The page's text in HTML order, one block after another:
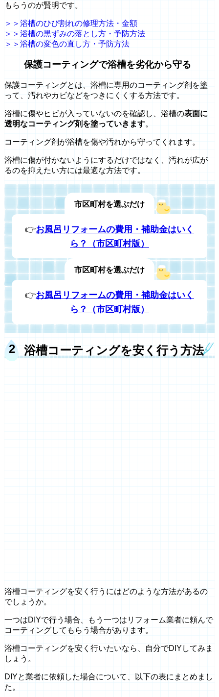
もらうのが賢明です。
＞＞浴槽のひび割れの修理方法・金額
＞＞浴槽の黒ずみの落とし方・予防方法
＞＞浴槽の変色の直し方・予防方法
保護コーティングで浴槽を劣化から守る
保護コーティングとは、浴槽に専用のコーティング剤を塗
って、汚れやカビなどをつきにくくする方法です。
浴槽に傷やヒビが入っていないのを確認し、浴槽の表面に
透明なコーティング剤を塗っていきます。
コーティング剤が浴槽を傷や汚れから守ってくれます。
浴槽に傷が付かないようにするだけではなく、汚れが広が
るのを抑えたい方には最適な方法です。
市区町村を選ぶだけ
👉お風呂リフォームの費用・補助金はいく
ら？（市区町村版）
市区町村を選ぶだけ
👉お風呂リフォームの費用・補助金はいく
ら？（市区町村版）
浴槽コーティングを安く行う方法
浴槽コーティングを安く行うにはどのような方法があるの
でしょうか。
一つはDIYで行う場合、もう一つはリフォーム業者に頼んで
コーティングしてもらう場合があります。
浴槽コーティングを安く行いたいなら、自分でDIYしてみま
しょう。
DIYと業者に依頼した場合について、以下の表にまとめまし
た。